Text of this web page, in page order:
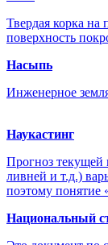
Твердая корка на
поверхность
Насыпь
Инженерное
Наукастинг
Прогноз текущей
ливней и т.д.)
поэтому понятие
Национальный